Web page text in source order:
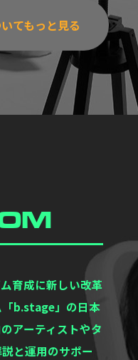
てもっと見る
育成に新しい改革
b.stage」の日本
アーティストやタ
と運用のサポー